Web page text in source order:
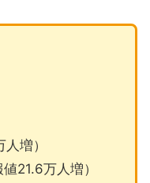
増）
21.6万人増）